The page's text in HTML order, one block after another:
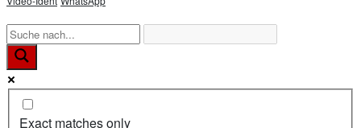
Exact matches only